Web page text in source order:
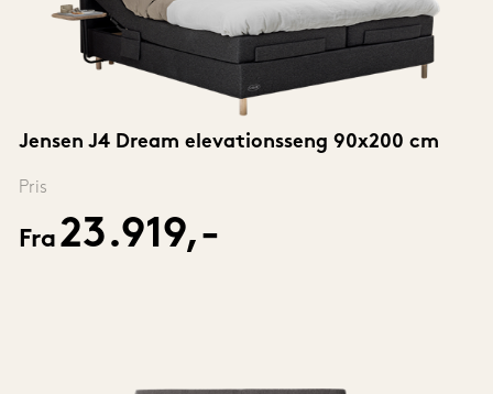
Jensen J4 Dream elevationsseng 90x200 cm
Pris
Fra 23.919,-